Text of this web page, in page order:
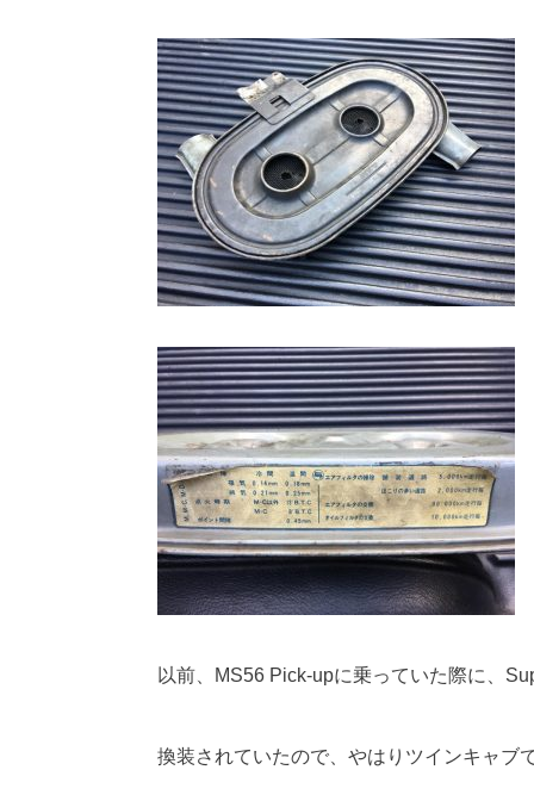
以前、MS56 Pick-upに乗っていた際に、
換装されていたので、やはりツインキャブ